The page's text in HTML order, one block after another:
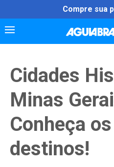
to
content
Compre sua
Cidades
Minas
Conheça
destinos!